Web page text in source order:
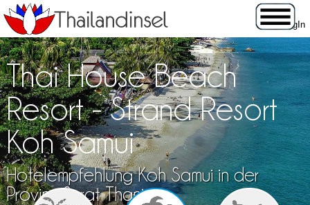
Thai House Beach
Resort - Strand Resort
Koh Samui
Hotelempfehlung Koh Samui in der
Provinz Surat Thani